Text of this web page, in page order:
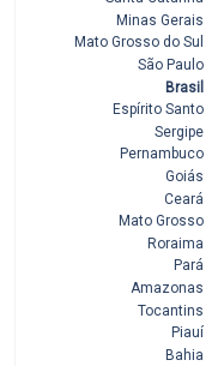
Bahia
Piauí
Tocantins
Amazonas
Pará
Roraima
Mato Grosso
Ceará
Goiás
Pernambuco
Sergipe
Espírito Santo
Brasil
São Paulo
Mato Grosso do Sul
Minas Gerais